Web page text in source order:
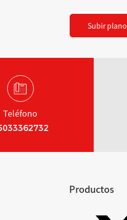
Subir plano
Teléfono
Productos